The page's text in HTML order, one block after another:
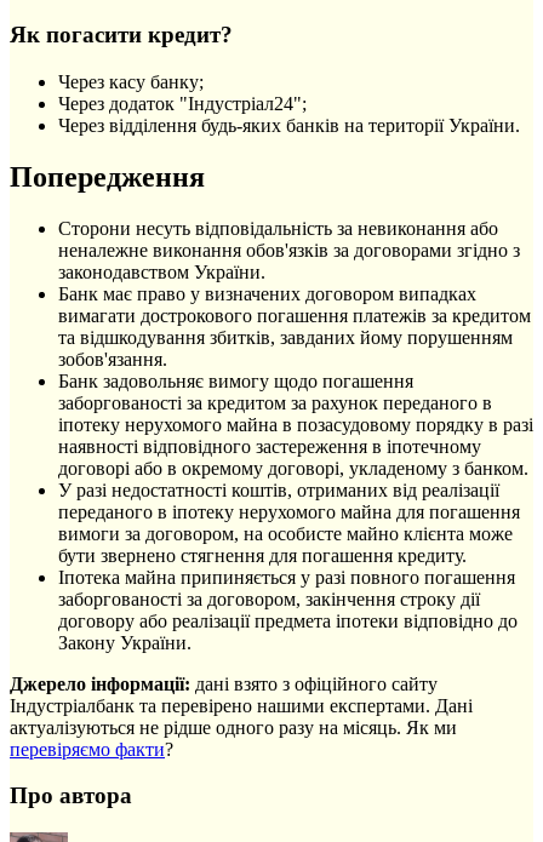
Як погасити кредит?
Через касу банку;
Через додаток "Індустріал24";
Через відділення будь-яких банків на території України.
Попередження
Сторони несуть відповідальність за невиконання або
неналежне виконання обов'язків за договорами згідно з
законодавством України.
Банк має право у визначених договором випадках
вимагати дострокового погашення платежів за кредитом
та відшкодування збитків, завданих йому порушенням
зобов'язання.
Банк задовольняє вимогу щодо погашення
заборгованості за кредитом за рахунок переданого в
іпотеку нерухомого майна в позасудовому порядку в разі
наявності відповідного застереження в іпотечному
договорі або в окремому договорі, укладеному з банком.
У разі недостатності коштів, отриманих від реалізації
переданого в іпотеку нерухомого майна для погашення
вимоги за договором, на особисте майно клієнта може
бути звернено стягнення для погашення кредиту.
Іпотека майна припиняється у разі повного погашення
заборгованості за договором, закінчення строку дії
договору або реалізації предмета іпотеки відповідно до
Закону України.
Джерело інформації: дані взято з офіційного сайту
Індустріалбанк та перевірено нашими експертами. Дані
актуалізуються не рідше одного разу на місяць. Як ми
перевіряємо факти?
Про автора